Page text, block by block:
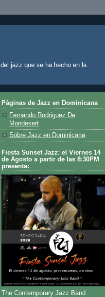
jazz que se ha hecho en la
Páginas de Jazz en Dominicana
Fernando Rodriguez De
Mondesert
Sobre Jazz en Dominicana
Fiesta Sunset Jazz: el Viernes 14
de Agosto a partir de las 8:30PM
presenta:
The Contemporary Jazz Band